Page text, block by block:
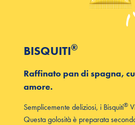
BISQUITI®
Raffinato pan di spagna,
amore.
Semplicemente deliziosi, i Bisquiti®
Questa golosità è preparata